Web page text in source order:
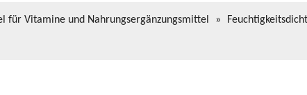
für Vitamine und Nahrungsergänzungsmittel »